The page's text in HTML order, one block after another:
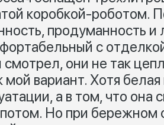
коробкой-роботом.
продуманность и
с
они не так
мой вариант. Хотя
а в том, что она
Но при бережном